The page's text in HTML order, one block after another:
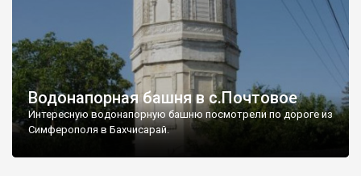
Водонапорная башня в с.Почтовое
Интересную водонапорную башню посмотрели по дороге из
Симферополя в Бахчисарай.